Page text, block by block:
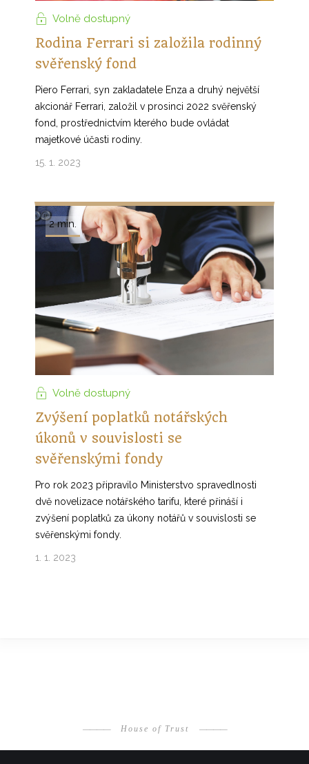
Volně dostupný
Rodina Ferrari si založila rodinný
svěřenský fond
Piero Ferrari, syn zakladatele Enza a druhý největší
akcionář Ferrari, založil v prosinci 2022 svěřenský
fond, prostřednictvím kterého bude ovládat
majetkové účasti rodiny.
15. 1. 2023
Volně dostupný
Zvýšení poplatků notářských
úkonů v souvislosti se
svěřenskými fondy
Pro rok 2023 připravilo Ministerstvo spravedlnosti
dvě novelizace notářského tarifu, které přináší i
zvýšení poplatků za úkony notářů v souvislosti se
svěřenskými fondy.
1. 1. 2023
2 min.
————House of Trust ————